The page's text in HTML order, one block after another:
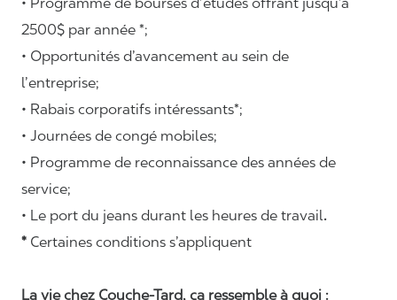
2500$ par année *;
• Opportunités d’avancement au sein de
l’entreprise;
• Rabais corporatifs intéressants*;
• Journées de congé mobiles;
• Programme de reconnaissance des années de
service;
• Le port du jeans durant les heures de travail.
* Certaines conditions s’appliquent
La vie chez Couche-Tard, ça ressemble à quoi :